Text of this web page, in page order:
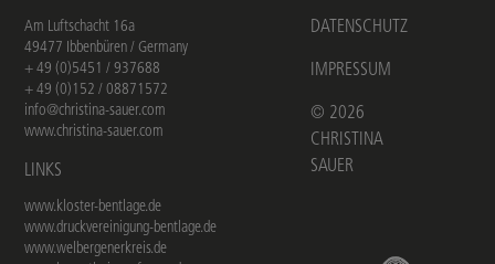
Am Luftschacht 16a
49477 Ibbenbüren / Germany
+ 49 (0)5451 / 937688
+ 49 (0)152 / 08871572
info@christina-sauer.com
www.christina-sauer.com
LINKS
www.kloster-bentlage.de
www.druckvereinigung-bentlage.de
www.welbergenerkreis.de
DATENSCHUTZ
IMPRESSUM
© 2026
CHRISTINA
SAUER